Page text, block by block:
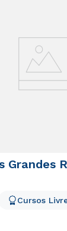
Grandes
Cursos